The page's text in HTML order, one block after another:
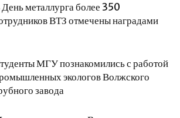
металлурга более 350
ВТЗ отмечены наградами
МГУ познакомились с работой
экологов Волжского
завода